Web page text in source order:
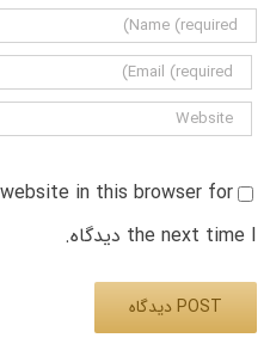
in this browser for
the next time I دیدگاه.